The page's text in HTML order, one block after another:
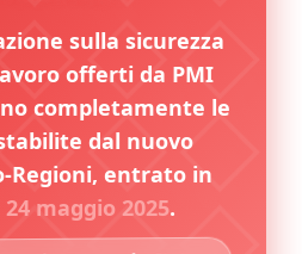
sulla sicurezza
offerti da PMI
completamente le
dal nuovo
Regioni, entrato in
24 maggio 2025.